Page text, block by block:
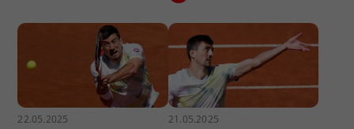
22.05.2025 21.05.2025